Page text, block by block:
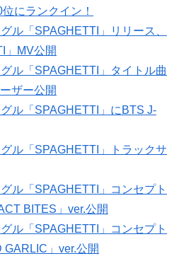
にランクイン！
ル「SPAGHETTI」リリース、
」MV公開
ル「SPAGHETTI」タイトル曲
ザー公開
ル「SPAGHETTI」にBTS J-
ル「SPAGHETTI」トラックサ
ル「SPAGHETTI」コンセプト
BITES」ver.公開
ル「SPAGHETTI」コンセプト
」ver.公開